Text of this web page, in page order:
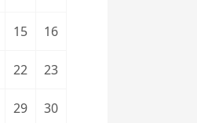
15 16
22 23
29 30